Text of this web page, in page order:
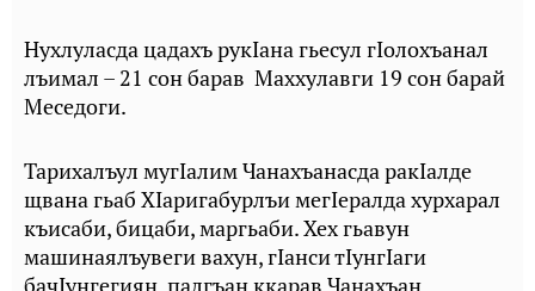
Нухлуласда цадахъ рукIана гьесул гIолохъанал
лъимал – 21 сон барав Маххулавги 19 сон барай
Меседоги.
Тарихалъул мугIалим Чанахъанасда ракIалде
щвана гьаб ХIаригабурлъи мегIералда хурхарал
къисаби, бицаби, маргьаби. Хех гьавун
машинаялъувеги вахун, гIанси тIунгIаги